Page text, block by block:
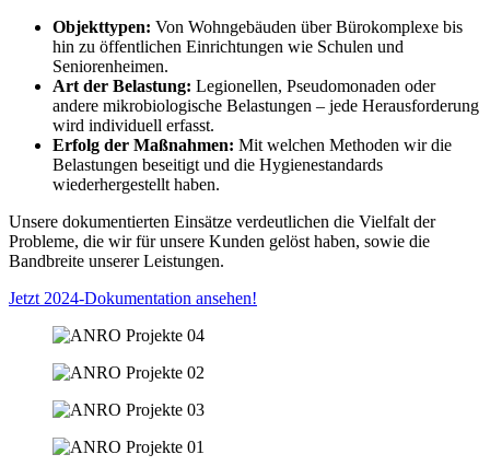
Objekttypen: Von Wohngebäuden über Bürokomplexe bis
hin zu öffentlichen Einrichtungen wie Schulen und
Seniorenheimen.
Art der Belastung: Legionellen, Pseudomonaden oder
andere mikrobiologische Belastungen – jede Herausforderung
wird individuell erfasst.
Erfolg der Maßnahmen: Mit welchen Methoden wir die
Belastungen beseitigt und die Hygienestandards
wiederhergestellt haben.
Unsere dokumentierten Einsätze verdeutlichen die Vielfalt der
Probleme, die wir für unsere Kunden gelöst haben, sowie die
Bandbreite unserer Leistungen.
Jetzt 2024-Dokumentation ansehen!